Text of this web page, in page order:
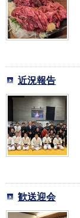
近況報告
歓送迎会